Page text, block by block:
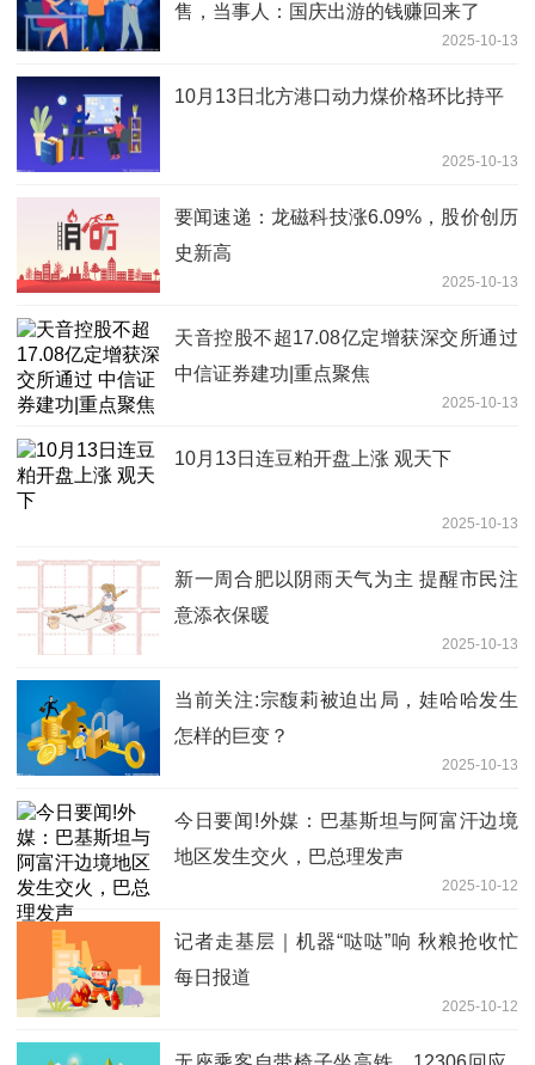
售，当事人：国庆出游的钱赚回来了
2025-10-13
10月13日北方港口动力煤价格环比持平
2025-10-13
要闻速递：龙磁科技涨6.09%，股价创历
史新高
2025-10-13
天音控股不超17.08亿定增获深交所通过
中信证券建功|重点聚焦
2025-10-13
10月13日连豆粕开盘上涨 观天下
2025-10-13
新一周合肥以阴雨天气为主 提醒市民注
意添衣保暖
2025-10-13
当前关注:宗馥莉被迫出局，娃哈哈发生
怎样的巨变？
2025-10-13
今日要闻!外媒：巴基斯坦与阿富汗边境
地区发生交火，巴总理发声
2025-10-12
记者走基层｜机器“哒哒”响 秋粮抢收忙
每日报道
2025-10-12